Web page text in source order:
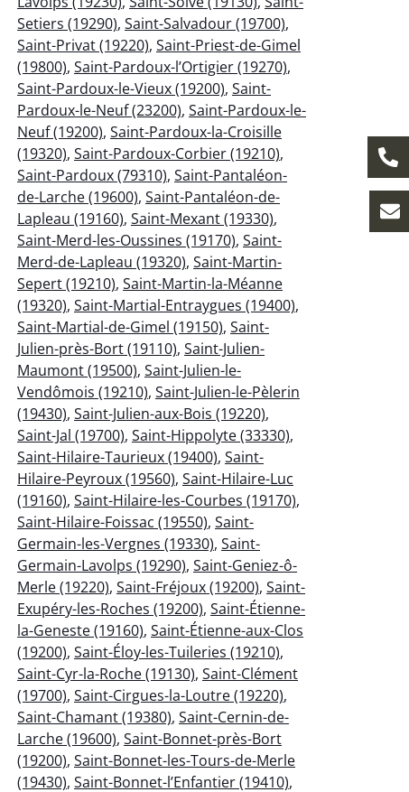
Setiers (19290), Saint-Salvadour (19700),
Saint-Privat (19220), Saint-Priest-de-Gimel
(19800), Saint-Pardoux-l’Ortigier (19270),
Saint-Pardoux-le-Vieux (19200), Saint-
Pardoux-le-Neuf (23200), Saint-Pardoux-le-
Neuf (19200), Saint-Pardoux-la-Croisille
(19320), Saint-Pardoux-Corbier (19210),
Saint-Pardoux (79310), Saint-Pantaléon-
de-Larche (19600), Saint-Pantaléon-de-
Lapleau (19160), Saint-Mexant (19330),
Saint-Merd-les-Oussines (19170), Saint-
Merd-de-Lapleau (19320), Saint-Martin-
Sepert (19210), Saint-Martin-la-Méanne
(19320), Saint-Martial-Entraygues (19400),
Saint-Martial-de-Gimel (19150), Saint-
Julien-près-Bort (19110), Saint-Julien-
Maumont (19500), Saint-Julien-le-
Vendômois (19210), Saint-Julien-le-Pèlerin
(19430), Saint-Julien-aux-Bois (19220),
Saint-Jal (19700), Saint-Hippolyte (33330),
Saint-Hilaire-Taurieux (19400), Saint-
Hilaire-Peyroux (19560), Saint-Hilaire-Luc
(19160), Saint-Hilaire-les-Courbes (19170),
Saint-Hilaire-Foissac (19550), Saint-
Germain-les-Vergnes (19330), Saint-
Germain-Lavolps (19290), Saint-Geniez-ô-
Merle (19220), Saint-Fréjoux (19200), Saint-
Exupéry-les-Roches (19200), Saint-Étienne-
la-Geneste (19160), Saint-Étienne-aux-Clos
(19200), Saint-Éloy-les-Tuileries (19210),
Saint-Cyr-la-Roche (19130), Saint-Clément
(19700), Saint-Cirgues-la-Loutre (19220),
Saint-Chamant (19380), Saint-Cernin-de-
Larche (19600), Saint-Bonnet-près-Bort
(19200), Saint-Bonnet-les-Tours-de-Merle
(19430), Saint-Bonnet-l’Enfantier (19410),